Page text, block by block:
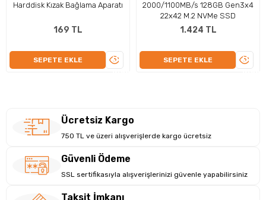
Form Faktör: M.2 2230
Kullanım Alanı: Notebook / Mini PC
Performans: Yüksek hızlı veri aktarımı
Harddisk Kızak Bağlama Aparatı
169 TL
SEPETE EKLE
ÜRÜNÜ
2000/1100MB/s 128GB Gen3x4
22x42 M.2 NVMe SSD
1.424 TL
SEPETE EKLE
Ücretsiz Kargo
750 TL ve üzeri alışverişlerde kargo ücretsiz
Güvenli Ödeme
SSL sertifikasıyla alışverişlerinizi güvenle yapabilirsiniz
Taksit İmkanı